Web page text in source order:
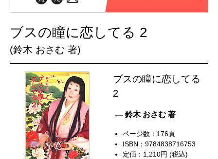
ブスの瞳に恋してる 2
(鈴木 おさむ 著)
ブスの瞳に恋してる
2
— 鈴木 おさむ 著
ページ数：176頁
ISBN：9784838716753
定価：1,210円 (税込)